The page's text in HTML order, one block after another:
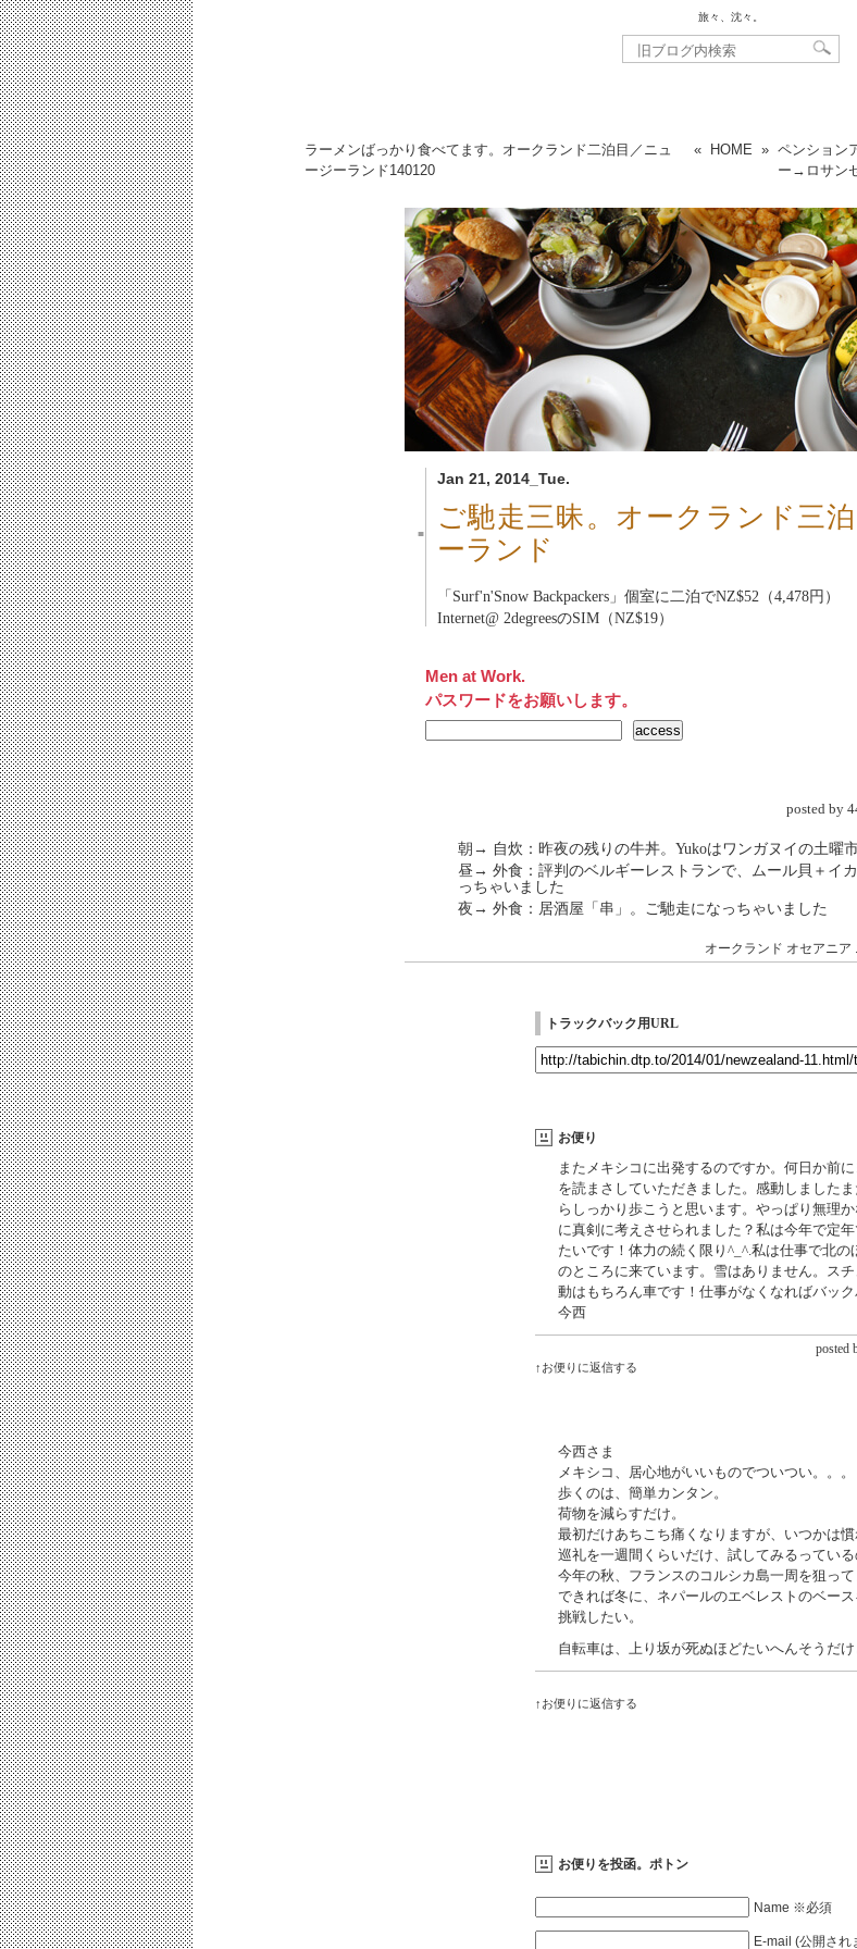
旅々、沈々。
ラーメンばっかり食べてます。オークランド二泊目／ニュ
ージーランド140120
« HOME » ペンション
ー→ロサン
Jan 21, 2014_Tue.
■
ご馳走三昧。オークランド三
ーランド
「Surf'n'Snow Backpackers 」個室に二泊でNZ$52（4,478円）
Internet@ 2degreesのSIM（NZ$19）
Men at Work.
パスワードをお願いします。
posted by
朝→ 自炊：昨夜の残りの牛丼。Yukoはワンガヌイの土曜
昼→ 外食：評判のベルギーレストランで、ムール貝＋イ
っちゃいました
夜→ 外食：居酒屋「串」。ご馳走になっちゃいました
オークランド オセアニア
トラックバック用URL
お便り
またメキシコに出発するのですか。何日か前
を読まさしていただきました。感動しました
らしっかり歩こうと思います。やっぱり無理
に真剣に考えさせられました？私は今年で定
たいです！体力の続く限り^_^.私は仕事で北
のところに来ています。雪はありません。ス
動はもちろん車です！仕事がなくなればバッ
今西
posted
↑お便りに返信する
今西さま
メキシコ、居心地がいいものでついつい。。。
歩くのは、簡単カンタン。
荷物を減らすだけ。
最初だけあちこち痛くなりますが、いつかは慣
巡礼を一週間くらいだけ、試してみるっている
今年の秋、フランスのコルシカ島一周を狙って
できれば冬に、ネパールのエベレストのベー
挑戦したい。
自転車は、上り坂が死ぬほどたいへんそうだ
↑お便りに返信する
お便りを投函。ポトン
Name ※必須
E-mail (公開さ